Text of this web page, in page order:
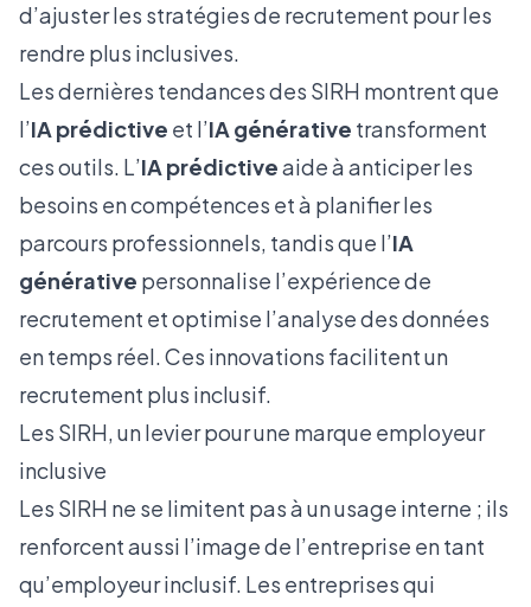
d’ajuster les stratégies de recrutement pour les
rendre plus inclusives.
Les dernières tendances des SIRH montrent que
l’IA prédictive et l’IA générative transforment
ces outils. L’IA prédictiveaide à anticiper les
besoins en compétences et à planifier les
parcours professionnels, tandis que l’IA
générative personnalise l’expérience de
recrutement et optimise l’analyse des données
en temps réel. Ces innovations facilitent un
recrutement plus inclusif.
Les SIRH, un levier pour une marque employeur
inclusive
Les SIRH ne se limitent pas à un usage interne ; ils
renforcent aussi l’image de l’entreprise en tant
qu’employeur inclusif. Les entreprises qui